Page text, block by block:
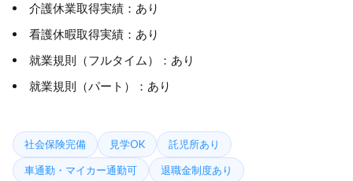
介護休業取得実績：あり
看護休暇取得実績：あり
就業規則（フルタイム）：あり
就業規則（パート）：あり
社会保険完備 見学OK 託児所あり
車通勤・マイカー通勤可 退職金制度あり